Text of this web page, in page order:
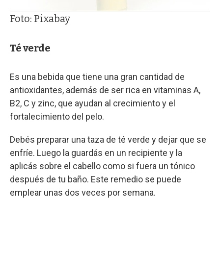
Foto: Pixabay
Té verde
Es una bebida que tiene una gran cantidad de
antioxidantes, además de ser rica en vitaminas A,
B2, C y zinc, que ayudan al crecimiento y el
fortalecimiento del pelo.
Debés preparar una taza de té verde y dejar que se
enfríe. Luego la guardás en un recipiente y la
aplicás sobre el cabello como si fuera un tónico
después de tu baño. Este remedio se puede
emplear unas dos veces por semana.